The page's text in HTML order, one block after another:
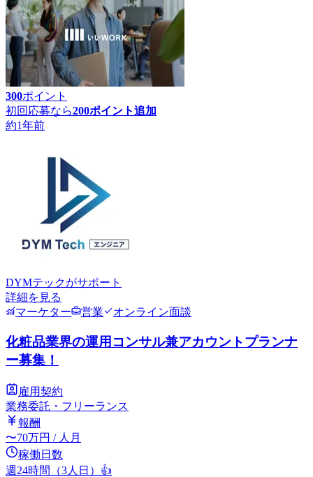
300ポイント
初回応募なら200ポイント追加
約1年前
DYMテックがサポート
詳細を見る
マーケター
営業 オンライン面談
化粧品業界の運用コンサル兼アカウントプランナ
ー募集！
雇用契約
業務委託・フリーランス
報酬
〜70万円 / 人月
稼働日数
週24時間（3人日） 👍